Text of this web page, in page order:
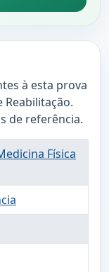
à esta prova
Reabilitação.
de referência.
Física